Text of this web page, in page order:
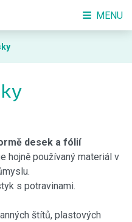
desek a fólií
hojně používaný materiál v
s potravinami.
štítů, plastových
MENU